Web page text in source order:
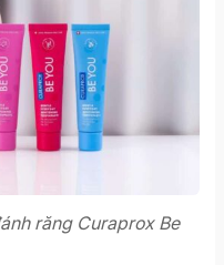
răng Curaprox Be